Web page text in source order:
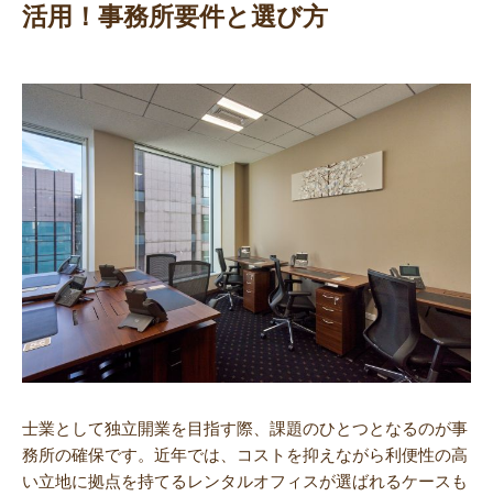
活用！事務所要件と選び方
士業として独立開業を目指す際、課題のひとつとなるのが事
務所の確保です。近年では、コストを抑えながら利便性の高
い立地に拠点を持てるレンタルオフィスが選ばれるケースも